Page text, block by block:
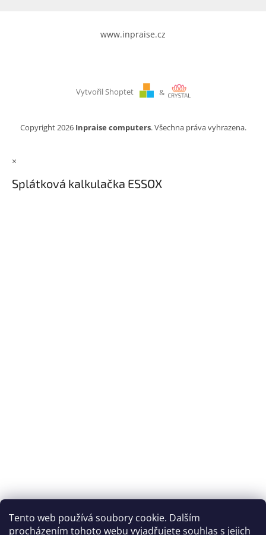
Tento web používá soubory cookie. Dalším
procházením tohoto webu vyjadřujete souhlas s jejich
www.inpraise.cz
Vytvořil Shoptet &
Copyright 2026 Inpraise computers. Všechna práva vyhrazena.
×
Splátková kalkulačka ESSOX